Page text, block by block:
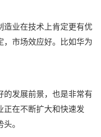
业在技术上肯定更有优
市场效应好。比如华为
发展前景，也是非常有
正在不断扩大和快速发
。